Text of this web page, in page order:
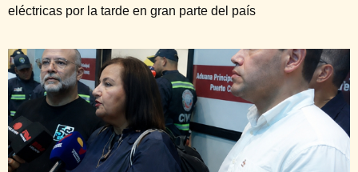
eléctricas por la tarde en gran parte del país